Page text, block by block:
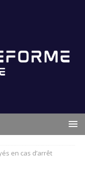
en cas d’arrêt